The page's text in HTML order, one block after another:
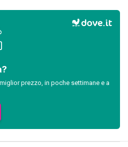
prezzo, in poche settimane e a